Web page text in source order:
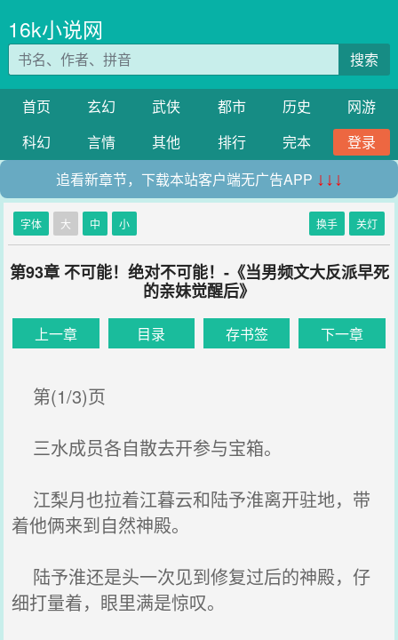
16k小说网
搜索
首页 玄幻 武侠 都市 历史
网游
科幻
言情 其他 排行 完本
登录
追看新章节，下载本站客户端无广告APP ↓↓↓
字体 大 中 小 换手 关灯
第93章 不可能！绝对不可能！-《当男频文大反派早死
的亲妹觉醒后》
上一章 目录 存书签 下一章
第(1/3)页
三水成员各自散去开参与宝箱。
江梨月也拉着江暮云和陆予淮离开驻地，带
着他俩来到自然神殿。
陆予淮还是头一次见到修复过后的神殿，仔
细打量着，眼里满是惊叹。